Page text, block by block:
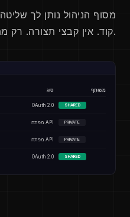
מסוף הניהול נותן לך
קוד. אין קבצי תצורה. רק מתג.
סוּג מְשׁוּתָף
OAuth 2.0 SHARED
מפתח API PRIVATE
מפתח API PRIVATE
OAuth 2.0 SHARED